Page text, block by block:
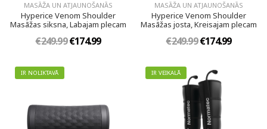
MASĀŽA UN ATJAUNOŠANĀS
Hyperice Venom Shoulder
Masāžas siksna, Labajam plecam
€249.99€174.99
MASĀŽA UN ATJAUNOŠANĀS
Hyperice Venom Shoulder
Masāžas josta, Kreisajam plecam
€249.99€174.99
IR NOLIKTAVĀ IR VEIKALĀ